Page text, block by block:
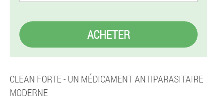
ACHETER
CLEAN FORTE - UN MÉDICAMENT ANTIPARASITAIRE
MODERNE